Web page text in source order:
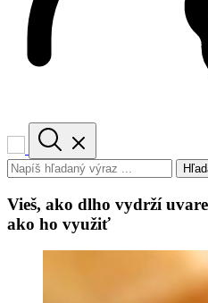
Vieš, ako dlho vydrží
ako ho využiť